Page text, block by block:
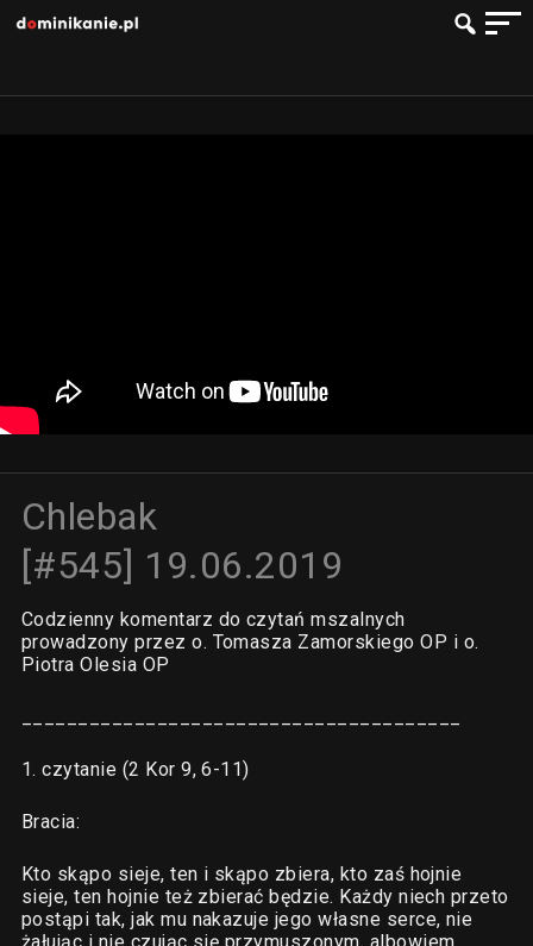
Chlebak
[#545] 19.06.2019
Codzienny komentarz do czytań mszalnych
prowadzony przez o. Tomasza Zamorskiego OP i o.
Piotra Olesia OP
1. czytanie (2 Kor 9, 6-11)
Bracia:
Kto skąpo sieje, ten i skąpo zbiera, kto zaś hojnie
sieje, ten hojnie też zbierać będzie. Każdy niech przeto
postąpi tak, jak mu nakazuje jego własne serce, nie